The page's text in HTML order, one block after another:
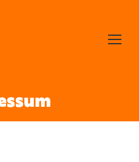
sich hier: